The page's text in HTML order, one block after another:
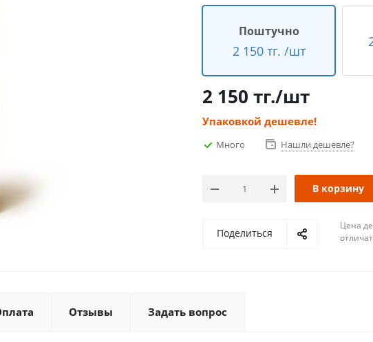
Поштучно
2 150 тг. /шт
2 150 тг./шт
Упаковкой дешевле!
Много Нашли дешевле?
В корзину
Поделиться
Цена
Отзывы Задать вопрос